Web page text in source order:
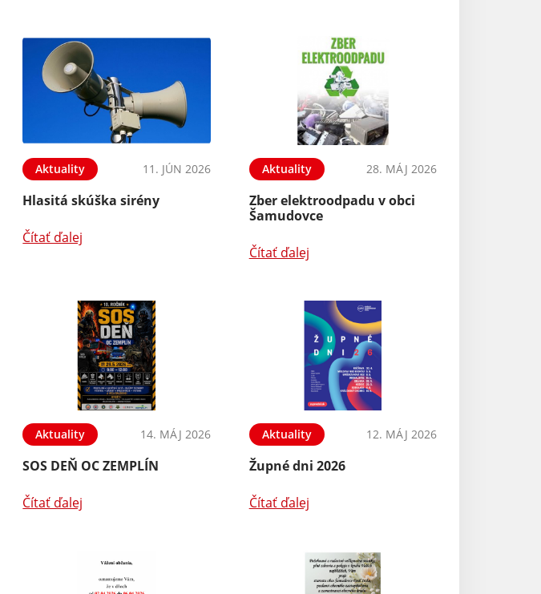
Aktuality 11. JÚN 2026
Hlasitá skúška sirény
Čítať ďalej
Aktuality 28. MÁJ 2026
Zber elektroodpadu v obci
Šamudovce
Čítať ďalej
Aktuality 14. MÁJ 2026
SOS DEŇ OC ZEMPLÍN
Čítať ďalej
Aktuality 12. MÁJ 2026
Župné dni 2026
Čítať ďalej